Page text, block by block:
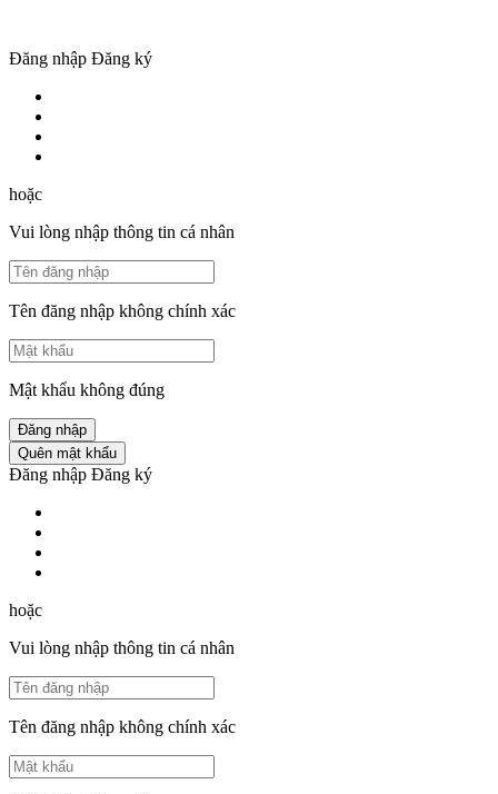
Đăng nhập Đăng ký
hoặc
Vui lòng nhập thông tin cá nhân
Tên đăng nhập không chính xác
Mật khẩu không đúng
Đăng nhập
Quên mật khẩu
Đăng nhập Đăng ký
hoặc
Vui lòng nhập thông tin cá nhân
Tên đăng nhập không chính xác